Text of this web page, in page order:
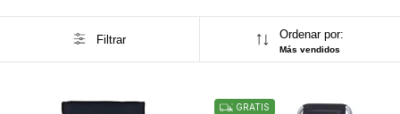
Filtrar Ordenar por:
Más vendidos
GRATIS